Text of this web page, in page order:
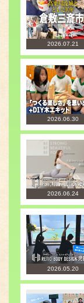
2026.07.21
2026.06.30
2026.06.24
2026.05.20